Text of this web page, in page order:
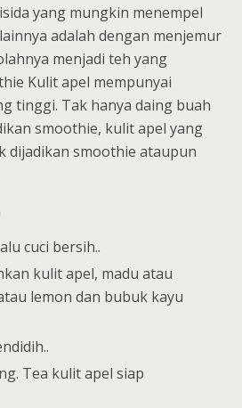
yang mungkin menempel
adalah dengan menjemur
menjadi teh yang
Kulit apel mempunyai
tinggi. Tak hanya daing buah
smoothie, kulit apel yang
dijadikan smoothie ataupun
cuci bersih..
kulit apel, madu atau
lemon dan bubuk kayu
Tea kulit apel siap